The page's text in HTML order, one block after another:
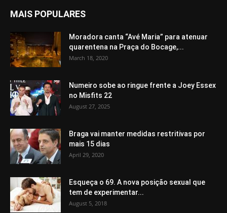
MAIS POPULARES
Moradora canta “Avé Maria” para atenuar
quarentena na Praça do Bocage,...
March 18, 2020
Numeiro sobe ao ringue frente a Joey Essex
no Misfits 22
August 27, 2025
Braga vai manter medidas restritivas por
mais 15 dias
April 29, 2020
Esqueça o 69. A nova posição sexual que
tem de experimentar...
August 5, 2018